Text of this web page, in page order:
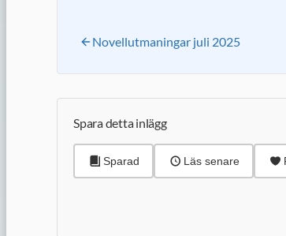
Novellutmaningar juli 2025
Spara detta inlägg
Sparad Läs senare